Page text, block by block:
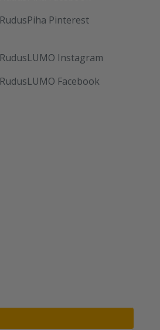
RudusPiha Pinterest
RudusLUMO Instagram
RudusLUMO Facebook